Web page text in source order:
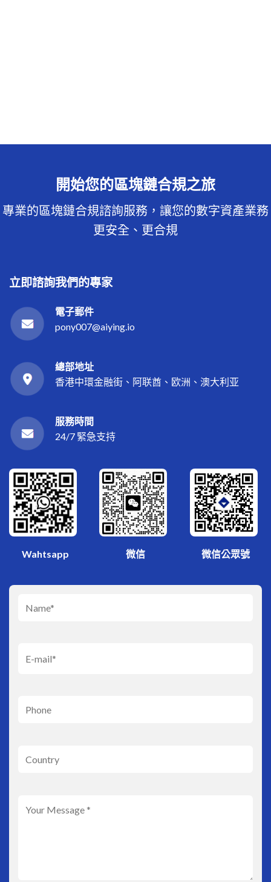
開始您的區塊鏈合規之旅
專業的區塊鏈合規諮詢服務，讓您的數字資產業務
更安全、更合規
立即諮詢我們的專家
電子郵件
pony007@aiying.io
總部地址
香港中環金融街、阿联酋、欧洲、澳大利亚
服務時間
24/7 緊急支持
Wahtsapp 微信 微信公眾號